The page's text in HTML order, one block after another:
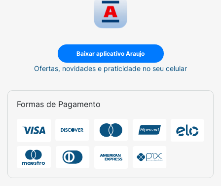
Baixar aplicativo Araujo
Ofertas, novidades e praticidade no seu celular
Formas de Pagamento